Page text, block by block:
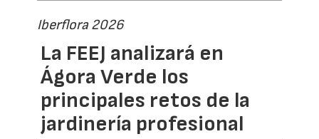
Iberflora 2026
La FEEJ analizará en
Ágora Verde los
principales retos de la
jardinería profesional